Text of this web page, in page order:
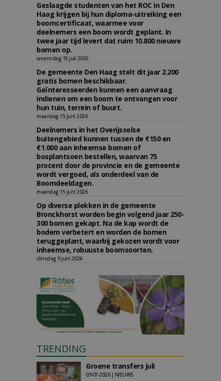
Geslaagde studenten van het ROC in Den
Haag krijgen bij hun diploma-uitreiking een
boomcertificaat, waarmee voor
deelnemers een boom wordt geplant. In
twee jaar tijd levert dat ruim 10.800 nieuwe
bomen op.
woensdag 15 juli 2026
De gemeente Den Haag stelt dit jaar 2.200
gratis bomen beschikbaar.
Geïnteresseerden kunnen een aanvraag
indienen om een boom te ontvangen voor
hun tuin, terrein of buurt.
maandag 15 juni 2026
Deelnemers in het Overijsselse
buitengebied kunnen tussen de €150 en
€1.000 aan inheemse bomen of
bosplantsoen bestellen, waarvan 75
procent door de provincie en de gemeente
wordt vergoed, als onderdeel van de
Boomdeeldagen.
maandag 15 juni 2026
Op diverse plekken in de gemeente
Bronckhorst worden begin volgend jaar 250-
300 bomen gekapt. Na de kap wordt de
bodem verbetert en worden de bomen
teruggeplant, waarbij gekozen wordt voor
inheemse, robuuste boomsoorten.
dinsdag 9 juni 2026
TRENDING
Groene transfers juli
09-07-2026 | NIEUWS